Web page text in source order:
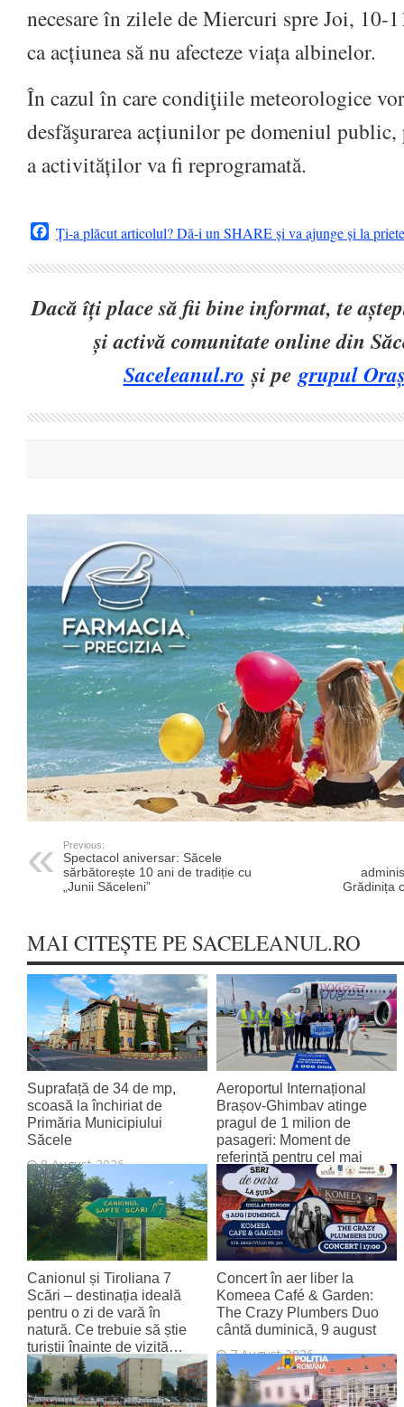
necesare în zilele de Miercuri spre Joi, 10-
ca acțiunea să nu afecteze viața albinelor.
În cazul în care condiţiile meteorologice
desfăşurarea acțiunilor pe domeniul public,
a activităților va fi reprogramată.
Facebook
Ți-a plăcut articolul? Dă-i un SHARE și va ajunge și la
Dacă îți place să fii bine informat, te
și activă comunitate online din
Saceleanul.ro și pegrupul
Previous:
Spectacol aniversar: Săcele
sărbătorește 10 ani de tradiție cu
„Junii Săceleni”
Grădinița
MAI CITEȘTE PE SACELEANUL.RO
Suprafață de 34 de mp,
scoasă la închiriat de
Primăria Municipiului
Săcele
8 August 2026
Aeroportul Internațional
Brașov‑Ghimbav atinge
pragul de 1 milion de
pasageri: Moment de
referință pentru cel mai
tânăr aeroport al țării
8 August 2026
Canionul și Tiroliana 7
Scări – destinația ideală
pentru o zi de vară în
natură. Ce trebuie să știe
turiștii înainte de vizită…
7 August 2026
Concert în aer liber la
Komeea Café & Garden:
The Crazy Plumbers Duo
cântă duminică, 9 august
7 August 2026